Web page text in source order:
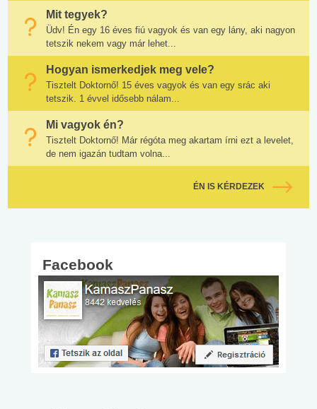
Mit tegyek?
Üdv! Én egy 16 éves fiú vagyok és van egy lány, aki nagyon
tetszik nekem vagy már lehet...
Hogyan ismerkedjek meg vele?
Tisztelt Doktornő! 15 éves vagyok és van egy srác aki
tetszik. 1 évvel idősebb nálam...
Mi vagyok én?
Tisztelt Doktornő! Már régóta meg akartam írni ezt a levelet,
de nem igazán tudtam volna...
ÉN IS KÉRDEZEK
Facebook